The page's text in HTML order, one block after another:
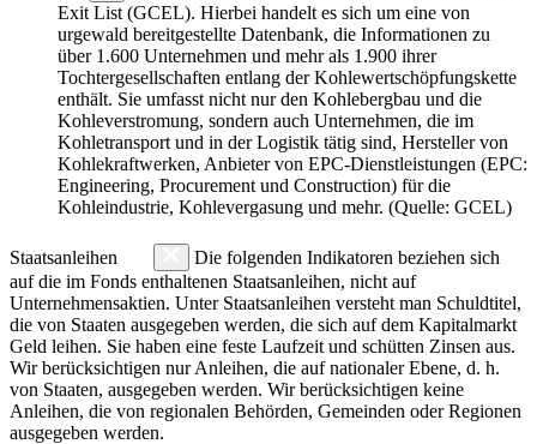
Exit List (GCEL). Hierbei handelt es sich um eine von
urgewald bereitgestellte Datenbank, die Informationen zu
über 1.600 Unternehmen und mehr als 1.900 ihrer
Tochtergesellschaften entlang der Kohlewertschöpfungskette
enthält. Sie umfasst nicht nur den Kohlebergbau und die
Kohleverstromung, sondern auch Unternehmen, die im
Kohletransport und in der Logistik tätig sind, Hersteller von
Kohlekraftwerken, Anbieter von EPC-Dienstleistungen (EPC:
Engineering, Procurement und Construction) für die
Kohleindustrie, Kohlevergasung und mehr. (Quelle: GCEL)
Staatsanleihen
Die folgenden Indikatoren beziehen sich
auf die im Fonds enthaltenen Staatsanleihen, nicht auf
Unternehmensaktien. Unter Staatsanleihen versteht man Schuldtitel,
die von Staaten ausgegeben werden, die sich auf dem Kapitalmarkt
Geld leihen. Sie haben eine feste Laufzeit und schütten Zinsen aus.
Wir berücksichtigen nur Anleihen, die auf nationaler Ebene, d. h.
von Staaten, ausgegeben werden. Wir berücksichtigen keine
Anleihen, die von regionalen Behörden, Gemeinden oder Regionen
ausgegeben werden.